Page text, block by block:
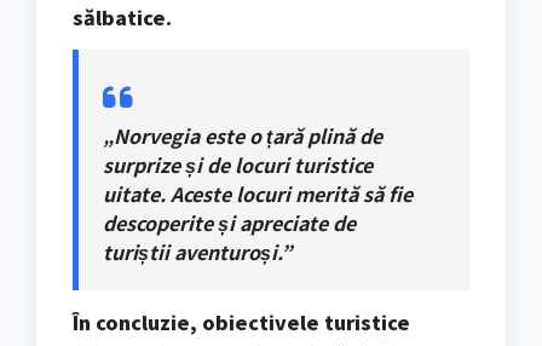
sălbatice.
„Norvegia este o țară plină de
surprize și de locuri turistice
uitate. Aceste locuri merită să fie
descoperite și apreciate de
turiștii aventuroși.”
În concluzie, obiectivele turistice